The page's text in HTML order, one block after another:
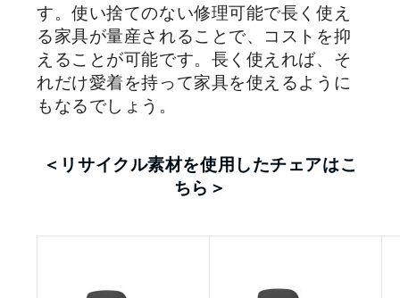
す。使い捨てのない修理可能で長く使え
る家具が量産されることで、コストを抑
えることが可能です。長く使えれば、そ
れだけ愛着を持って家具を使えるように
もなるでしょう。
＜リサイクル素材を使用したチェアはこ
ちら＞